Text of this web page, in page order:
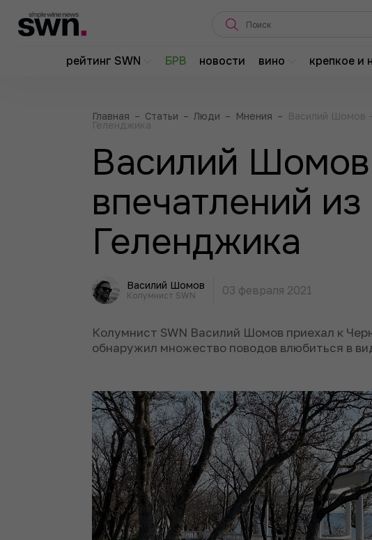
рейтинг SWN БРВ новости вино крепкое и
Главная – Статьи – Люди – Мнения – Василий Шомов
Геленджика
Василий
впечатлений
Геленджика
Василий Шомов
Колумнист SWN 03 февраля 2021
Колумнист SWN Василий Шомов приехал к
обнаружил множество поводов влюбиться в